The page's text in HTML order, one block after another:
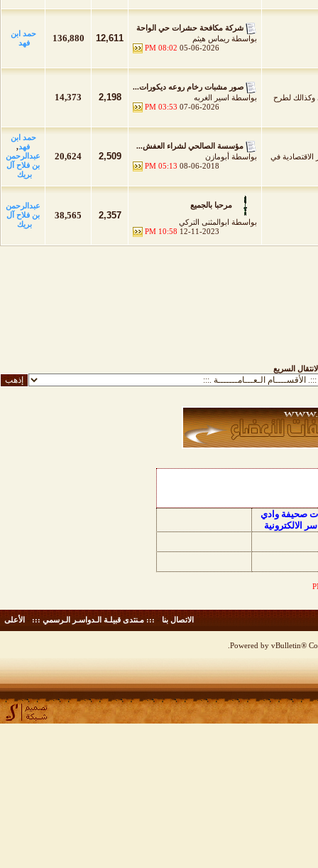
شركة مكافحة حشرات حي الواحة
بواسطة ريماس هيثم
05-06-2026
08:02 PM
12,611
136,880
حمد ابن
فهد
وكذالك لطرح
صور مشبات رخام روعه ديكورات...
بواسطة اسير الغربه
07-06-2026
03:53 PM
2,198
14,373
في
مؤسسة الصالحي لشراء العفش...
بواسطة أبومازن
08-06-2018
05:13 PM
2,509
20,624
حمد ابن
فهد,
عبدالرحمن
بن فلاح آل
بريك
مرحبا بالجميع
بواسطة ابوالمثنى التركي
12-11-2023
10:58 PM
2,357
38,565
عبدالرحمن
بن فلاح آل
بريك
السريع
صحيفة وادي
الالكترونية
الاتصال بنا - ::: مـنتدى قبيلـة الـدواسـر الـرسمي ::: - الأعلى
Powered by vBulletin®